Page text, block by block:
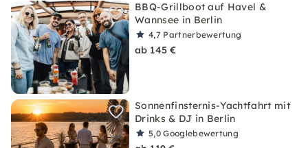
BBQ-Grillboot auf Havel &
Wannsee in Berlin
4,7 Partnerbewertung
ab 145 €
Sonnenfinsternis-Yachtfahrt mit
Drinks & DJ in Berlin
5,0Googlebewertung